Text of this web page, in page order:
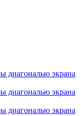
диагональю экрана
диагональю экрана
диагональю экрана